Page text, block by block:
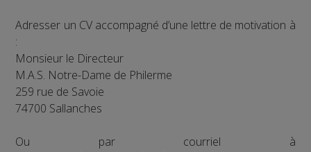
Adresser un CV accompagné d’une lettre de motivation à
:
Monsieur le Directeur
M.A.S. Notre-Dame de Philerme
259 rue de Savoie
74700 Sallanches
Ou par courriel à